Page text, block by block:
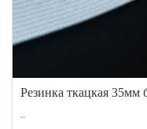
Резинка ткацкая 35мм
..